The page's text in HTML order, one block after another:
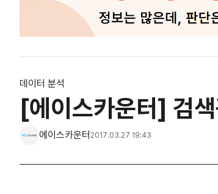
데이터 분석
[에이스카운터] 검
에이스카운터 2017.03.27 19:43